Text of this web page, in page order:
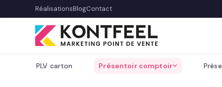
RéalisationsBlogContact
PLV carton Présentoir comptoir